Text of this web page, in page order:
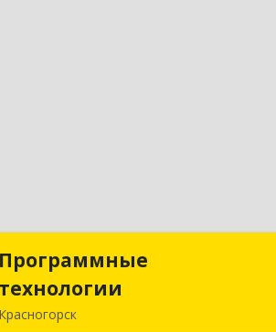
Программные
технологии
Красногорск
Программные